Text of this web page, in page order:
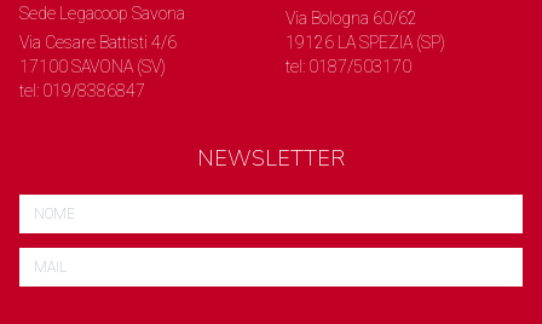
Sede Legacoop Savona
Via Cesare Battisti 4/6
17100 SAVONA (SV)
tel: 019/8386847
Via Bologna 60/62
19126 LA SPEZIA (SP)
tel: 0187/503170
NEWSLETTER